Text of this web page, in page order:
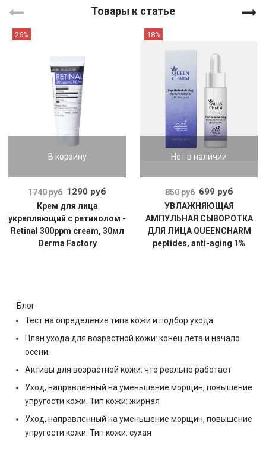
Товары к статье
В корзину
26%
1740 руб 1290 руб
Крем для лица
укрепляющий с ретинолом -
Retinal 300ppm cream, 30мл
Derma Factory
Нет в наличии
18%
850 руб 699 руб
УВЛАЖНЯЮЩАЯ
АМПУЛЬНАЯ СЫВОРОТКА
ДЛЯ ЛИЦА QUEENCHARM
peptides, anti-aging 1%
Блог
Тест на определение типа кожи и подбор ухода
План ухода для возрастной кожи: конец лета и начало
осени.
Активы для возрастной кожи: что реально работает
Уход, направленный на уменьшение морщин, повышение
упругости кожи. Тип кожи: жирная
Уход, направленный на уменьшение морщин, повышение
упругости кожи. Тип кожи: сухая